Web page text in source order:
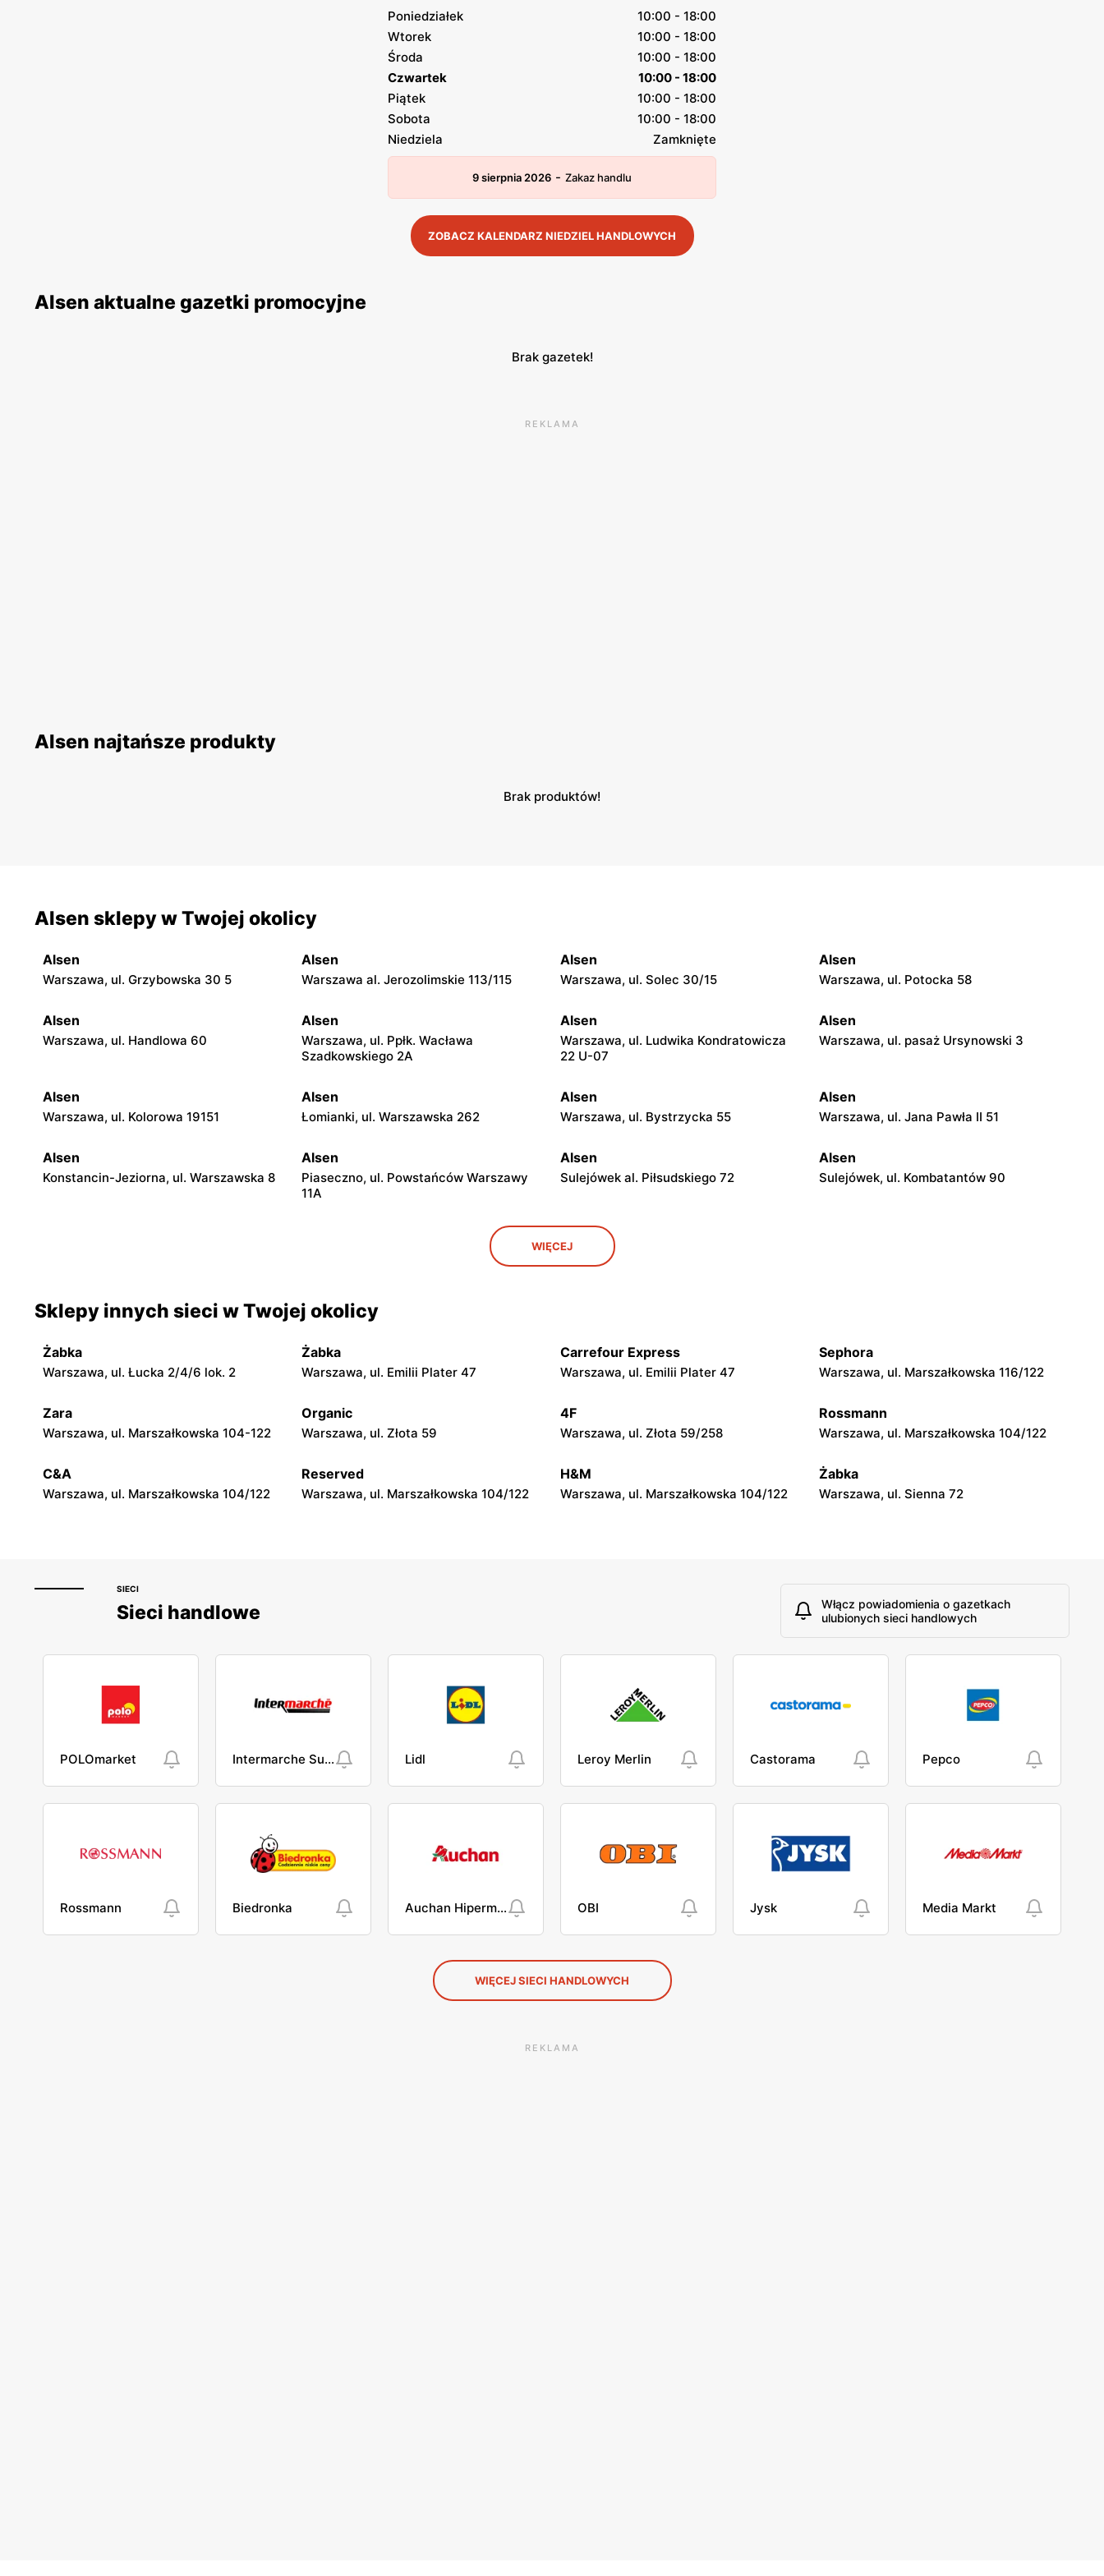
Poniedziałek
10:00 - 18:00
Wtorek
10:00 - 18:00
Środa
10:00 - 18:00
Czwartek
10:00 - 18:00
Piątek
10:00 - 18:00
Sobota
10:00 - 18:00
Niedziela
Zamknięte
9 sierpnia 2026 - Zakaz handlu
ZOBACZ KALENDARZ NIEDZIEL HANDLOWYCH
Alsen aktualne gazetki promocyjne
Brak gazetek!
REKLAMA
Alsen najtańsze produkty
Brak produktów!
Alsen sklepy w Twojej okolicy
Alsen
Warszawa, ul. Grzybowska 30 5
Alsen
Warszawa al. Jerozolimskie 113/115
Alsen
Warszawa, ul. Solec 30/15
Alsen
Warszawa, ul. Potocka 58
Alsen
Warszawa, ul. Handlowa 60
Alsen
Warszawa, ul. Ppłk. Wacława
Szadkowskiego 2A
Alsen
Warszawa, ul. Ludwika Kondratowicza
22 U-07
Alsen
Warszawa, ul. pasaż Ursynowski 3
Alsen
Warszawa, ul. Kolorowa 19151
Alsen
Łomianki, ul. Warszawska 262
Alsen
Warszawa, ul. Bystrzycka 55
Alsen
Warszawa, ul. Jana Pawła II 51
Alsen
Konstancin-Jeziorna, ul. Warszawska 8
Alsen
Piaseczno, ul. Powstańców Warszawy
11A
Alsen
Sulejówek al. Piłsudskiego 72
Alsen
Sulejówek, ul. Kombatantów 90
Otwock, ul. Józefa Poniatowskiego 1 Radzymin, ul. Stary Rynek 18
Alsen
5/U3
Alsen
Piłsudskiego 33C
Sobienie-Jeziory, ul. Piwonińska 46 Grójec al. Niepodległości 7 Nasielsk, ul. Św. Wojciecha 3 Żyrardów, ul. Mickiewicza 12
Wyszków, ul. 11 Listopada 30 Warka, ul. Senatorska 4
Sochaczew, ul. Aleksandra
Sochaczewskiego 4 40
Pułtusk, ul. Rynek 19
WIĘCEJ
Sklepy innych sieci w Twojej okolicy
Żabka
Warszawa, ul. Łucka 2/4/6 lok. 2
Żabka
Warszawa, ul. Emilii Plater 47
Carrefour Express
Warszawa, ul. Emilii Plater 47
Sephora
Warszawa, ul. Marszałkowska 116/122
Zara
Warszawa, ul. Marszałkowska 104-122
Organic
Warszawa, ul. Złota 59
4F
Warszawa, ul. Złota 59/258
Rossmann
Warszawa, ul. Marszałkowska 104/122
C&A
Warszawa, ul. Marszałkowska 104/122
Reserved
Warszawa, ul. Marszałkowska 104/122
H&M
Warszawa, ul. Marszałkowska 104/122
Żabka
Warszawa, ul. Sienna 72
SIECI
Sieci handlowe
Włącz powiadomienia o gazetkach
ulubionych sieci handlowych
POLOmarket Intermarche Super Lidl Leroy Merlin Castorama Pepco
Rossmann Biedronka Auchan Hipermarket OBI Jysk Media Markt
WIĘCEJ SIECI HANDLOWYCH
REKLAMA